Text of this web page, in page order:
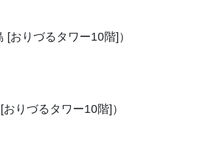
おりづるタワー10階]）
りづるタワー10階]）